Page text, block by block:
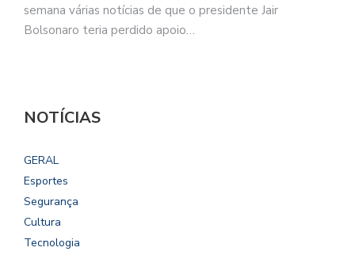
semana várias notícias de que o presidente Jair
Bolsonaro teria perdido apoio…
NOTÍCIAS
GERAL
Esportes
Segurança
Cultura
Tecnologia